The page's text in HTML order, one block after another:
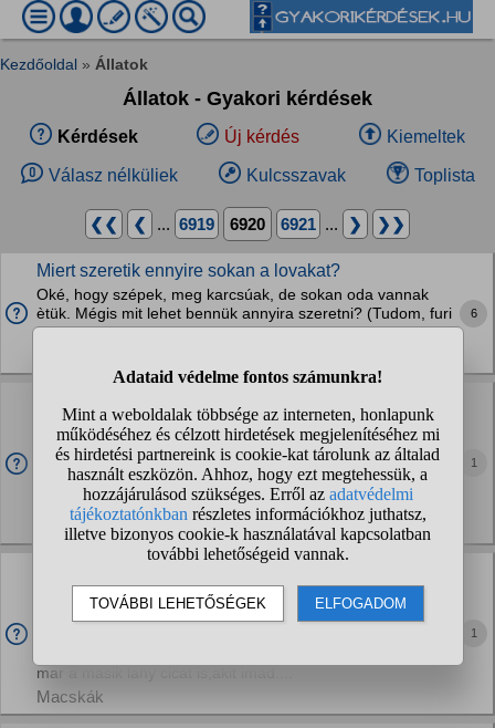
Kezdőoldal » Állatok
Állatok - Gyakori kérdések
Kérdések Új kérdés Kiemeltek
Válasz nélküliek Kulcsszavak Toplista
❮❮ ❮ ... 6919 6920 6921 ... ❯ ❯❯
Miert szeretik ennyire sokan a lovakat?
Oké, hogy szépek, meg karcsúak, de sokan oda vannak
ètük. Mégis mit lehet bennük annyira szeretni? (Tudom, furi
kérdés, de mar tényleg kiváncsi vagyok :DD )
6
sétálni?
Kiskorában sétáltattam póráz nélkül, de már akkor is volt
olyan hogy elszaladt, mert nagyon nem szereti a cicákat.
Most 5éves, de minden kutyához meg mindenhez
odamenne. Nem gyakran vittem eddig ki mert hiába...
Kutyák
1
könnyitheto meg?
3 felnőtt macskát szeretnék osszeszoktatni egy kandurral. A
mar a masik lany cicat is,akit imad....
Macskák
1